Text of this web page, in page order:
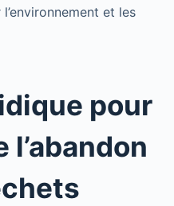
et les
pour